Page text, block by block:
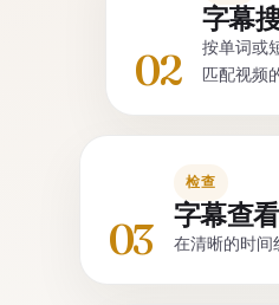
02
字幕
按单词或
匹配视频
03
检查
字幕查
在清晰的时间